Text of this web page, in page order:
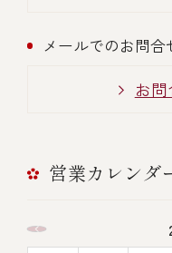
メールでのお問合
お
営業カレンダ